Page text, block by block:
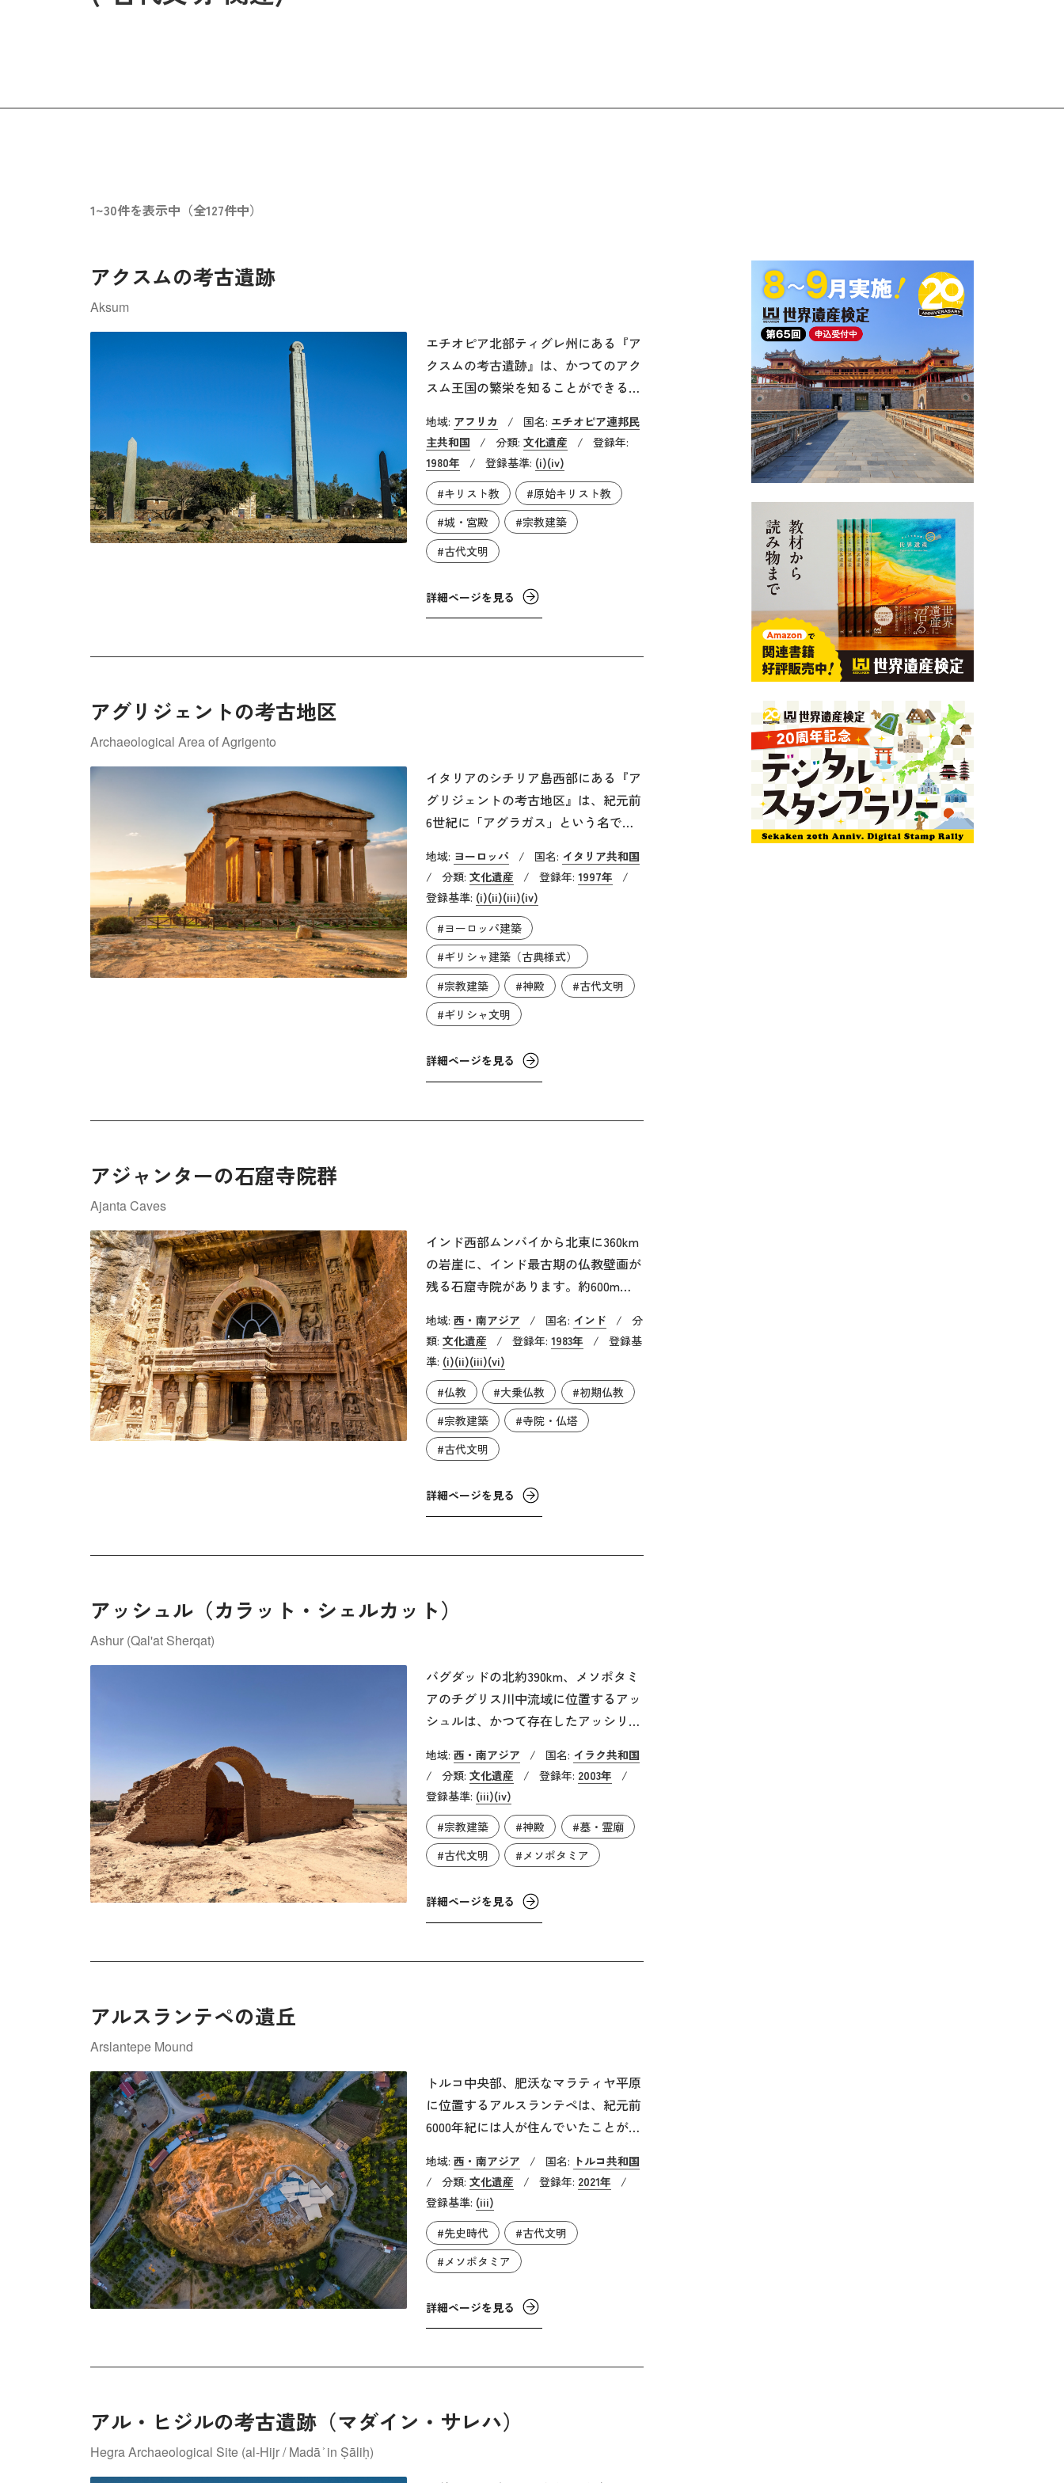
1~30件を表示中（全127件中）
アクスムの考古遺跡
Aksum
エチオピア北部ティグレ州にある『ア
クスムの考古遺跡』は、かつてのアク
スム王国の繁栄を知ることができる貴
古く、1世紀前後に建国されたと言わ
れています。以降、9世紀頃までビザ
ンツ帝国やササン朝ペルシアなどと対
峙しながらも象牙貿易などで繁栄しま
した。しかし、7世紀にイスラーム勢
力が拡大すると、衰退に向かいます。
滅亡した時期は未だ断定されておら
ず、950年頃や1137年頃という説が有
力です。アクスム王国は古代アフリカ
し、国教としていきます。なお、この
地域: アフリカ / 国名: エチオピア連邦民
主共和国
/ 分類: 文化遺産 /
登録年:
1980年
/ 登録基準: (i)(iv)
#キリスト教
#原始キリスト教
#城・宮殿
#宗教建築
#古代文明
詳細ページを見る
アグリジェントの考古地区
Archaeological Area of Agrigento
イタリアのシチリア島西部にある『ア
グリジェントの考古地区』は、紀元前
6世紀に「アグラガス」という名で建
跡です。人口は約30万人ほどだったと
言われ、紀元前406年にフェニキア人
の都市であるカルタゴに滅ぼされるま
で、約150年以上繁栄しました。その
美しさに関しては、当時の叙情詩人で
あるピンダロスに、「人間が建設した
最も美しい町」と言わせるほどでし
た。古代遺跡は、地中海を見下ろすア
われる一帯には、約20のギリシャ神殿
がほぼ一直線状に並んでいます。
地域: ヨーロッパ / 国名: イタリア共和国
/
分類: 文化遺産 / 登録年: 1997年
/
登録基準: (i)(ii)(iii)(iv)
#ヨーロッパ建築
#ギリシャ建築（古典様式）
#宗教建築
#神殿
#古代文明
#ギリシャ文明
詳細ページを見る
アジャンターの石窟寺院群
Ajanta Caves
インド西部ムンバイから北東に360km
の岩崖に、インド最古期の仏教壁画が
残る石窟寺院があります。約600mほ
前期（紀元前2世紀〜後2世紀）と後期
（グプタ朝最盛期の5世紀〜7世紀）に
かけて造営されました。高さ 石窟寺
院群は、インドにおける仏教の衰退と
ともに忘れ去られていましたが、19世
紀初頭に英国駐留軍の士官がトラ狩り
の最中に偶然「発見」し、再び日の目
を見ることとなりました。
地域: 西・南アジア / 国名: インド /
分
類: 文化遺産 / 登録年: 1983年 /
登録基
準: (i)(ii)(iii)(vi)
#仏教
#大乗仏教
#初期仏教
#宗教建築
#寺院・仏塔
#古代文明
詳細ページを見る
アッシュル（カラット・シェルカット）
Ashur (Qal'at Sherqat)
バグダッドの北約390km、メソポタミ
アのチグリス川中流域に位置するアッ
シュルは、かつて存在したアッシリア
在ではカラット・シェルカットと呼ば
れています。都市の起源は紀元前3千
年紀前半、シュメール人の初期王朝が
存在していた時代に遡ります。アッカ
ド帝国（紀元前2334～前2154年頃）の
3王朝（紀元2112～前2004年頃）には
統治下に置かれていました。紀元前14
リア帝国の都が置かれ、西アジアの交
ました。
地域: 西・南アジア / 国名: イラク共和国
/
分類: 文化遺産 / 登録年: 2003年
/
登録基準: (iii)(iv)
#宗教建築
#神殿
#墓・霊廟
#古代文明
#メソポタミア
詳細ページを見る
アルスランテペの遺丘
Arslantepe Mound
トルコ中央部、肥沃なマラティヤ平原
に位置するアルスランテペは、紀元前
6000年紀には人が住んでいたことがわ
「ライオンの丘」を意味し、これはヒ
ッタイト時代の遺跡からライオン像が
発見されたことに由来因ています。ウ
ルやウルクなどのさまざまな都市国家
がメソポタミア地方で出現しますが、
ンテペは少なからず受けていたことも
知ることができます。また、世界最古
ール人が使用していたとされる楔形文
か前にこの地域で、官僚制度が登場し
たことも判明しています。文字のなか
地域: 西・南アジア / 国名: トルコ共和国
/
分類: 文化遺産 / 登録年: 2021年
/
登録基準: (iii)
#先史時代
#古代文明
#メソポタミア
詳細ページを見る
アル・ヒジルの考古遺跡（マダイン・サレハ）
Hegra Archaeological Site (al-Hijr / Madā ͐ in Ṣāliḥ)